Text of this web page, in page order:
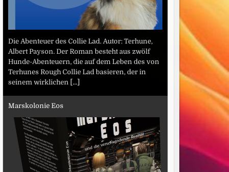
Die Abenteuer des Collie Lad. Autor: Terhune,
Albert Payson. Der Roman besteht aus zwölf
Hunde-Abenteuern, die auf dem Leben des von
Terhunes Rough Collie Lad basieren, der in
seinem wirklichen [...]
Marskolonie Eos